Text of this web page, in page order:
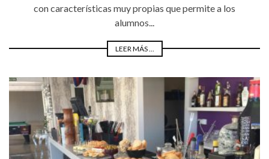
con características muy propias que permite a los
alumnos...
LEER MÁS ...